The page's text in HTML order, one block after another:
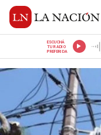
ESCUCHÁ
TU RADIO
PREFERIDA